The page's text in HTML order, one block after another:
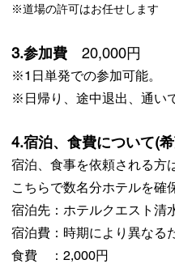
※道場の許可はお任せします
3.参加費 20,000円
※1日単発での参加可能。
※日帰り、途中退出、通い
4.宿泊、食費について(
宿泊、食事を依頼される方
こちらで数名分ホテルを確
宿泊先：ホテルクエスト清
宿泊費：時期により異なる
食費　：2,000円